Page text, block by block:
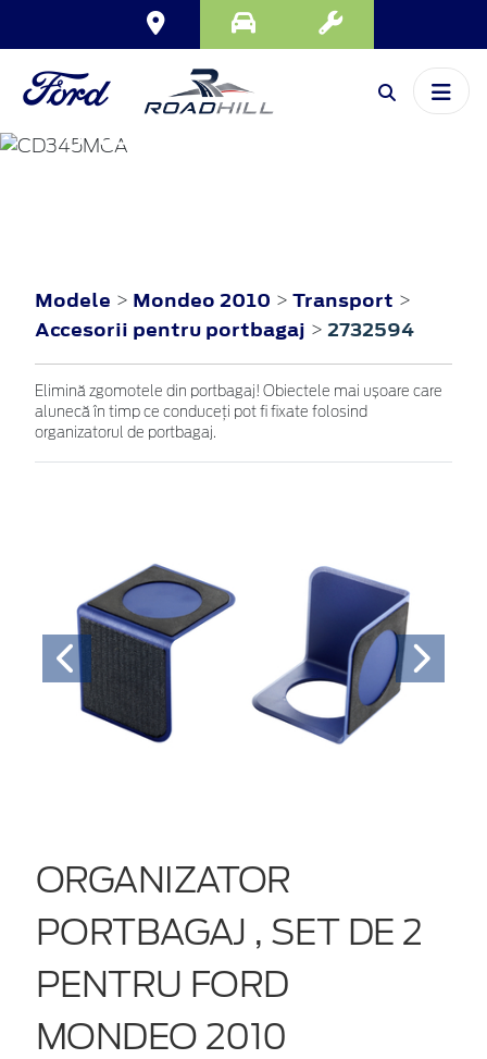
MONDEO
Modele > Mondeo 2010 > Transport >
Accesorii pentru portbagaj > 2732594
Elimină zgomotele din portbagaj! Obiectele mai ușoare care
alunecă în timp ce conduceți pot fi fixate folosind
organizatorul de portbagaj.
ORGANIZATOR
PORTBAGAJ , SET DE 2
PENTRU FORD
MONDEO 2010